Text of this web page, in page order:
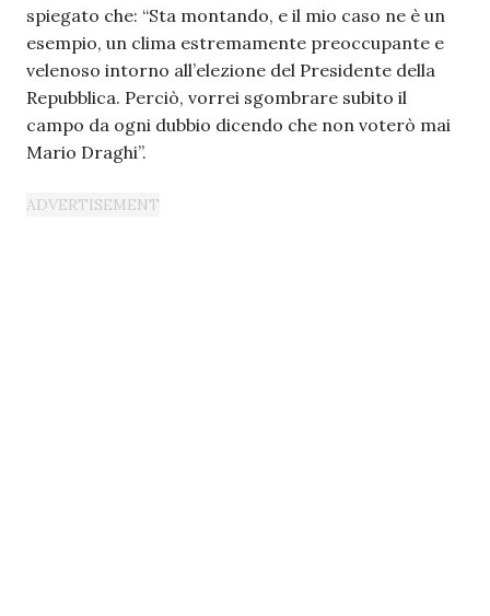
spiegato che: “Sta montando, e il mio caso ne è un
esempio, un clima estremamente preoccupante e
velenoso intorno all’elezione del Presidente della
Repubblica. Perciò, vorrei sgombrare subito il
campo da ogni dubbio dicendo che non voterò mai
Mario Draghi”.